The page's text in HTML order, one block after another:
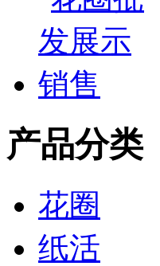
产品分类
花圈
纸活